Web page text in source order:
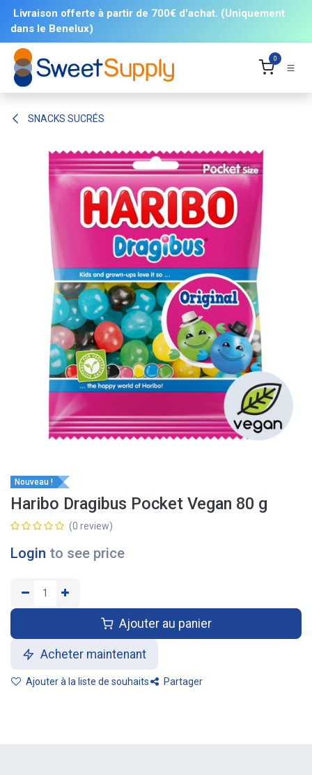
Livraison offerte à partir de 700€ d'achat. (Uniquement
dans le Benelux)
0
SNACKS SUCRÉS
Nouveau !
Haribo Dragibus Pocket Vegan 80 g
(0 review)
Login to see price
Ajouter au panier
Acheter maintenant
Ajouter à la liste de souhaits Partager